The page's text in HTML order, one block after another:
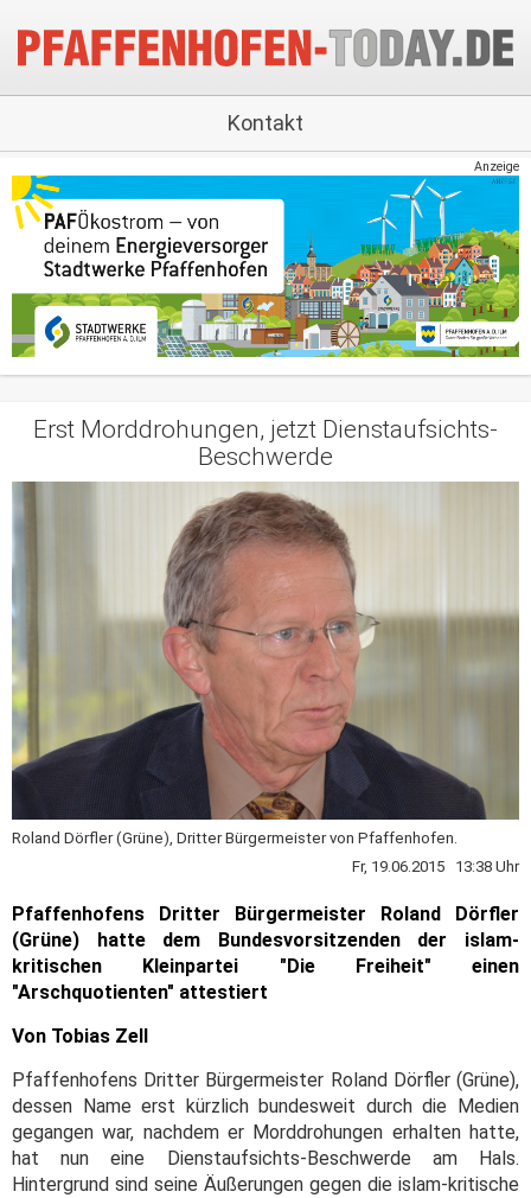
Kontakt
Anzeige
Erst Morddrohungen, jetzt Dienstaufsichts-
Beschwerde
Roland Dörfler (Grüne), Dritter Bürgermeister von Pfaffenhofen.
Fr, 19.06.2015 13:38 Uhr
Pfaffenhofens Dritter Bürgermeister Roland Dörfler
(Grüne) hatte dem Bundesvorsitzenden der islam-
kritischen Kleinpartei "Die Freiheit" einen
"Arschquotienten" attestiert
Von Tobias Zell
Pfaffenhofens Dritter Bürgermeister Roland Dörfler (Grüne),
dessen Name erst kürzlich bundesweit durch die Medien
gegangen war, nachdem er Morddrohungen erhalten hatte,
hat nun eine Dienstaufsichts-Beschwerde am Hals.
Hintergrund sind seine Äußerungen gegen die islam-kritische